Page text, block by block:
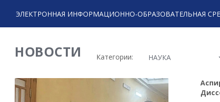
ЭЛЕКТРОННАЯ ИНФОРМАЦИОННО-ОБРАЗОВАТЕЛЬНАЯ
НОВОСТИ Категории: НАУКА